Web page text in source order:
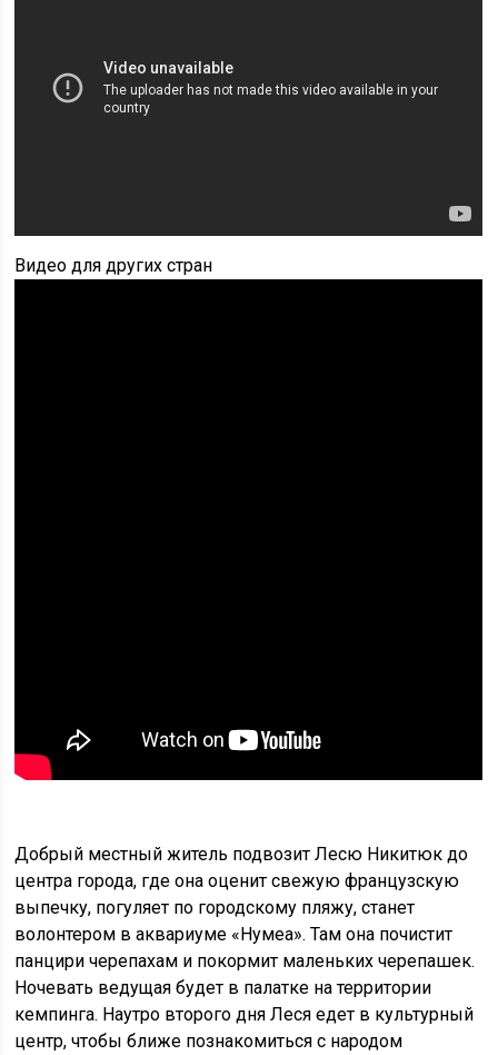
Видео для других стран
Добрый местный житель подвозит Лесю Никитюк до
центра города, где она оценит свежую французскую
выпечку, погуляет по городскому пляжу, станет
волонтером в аквариуме «Нумеа». Там она почистит
панцири черепахам и покормит маленьких черепашек.
Ночевать ведущая будет в палатке на территории
кемпинга. Наутро второго дня Леся едет в культурный
центр, чтобы ближе познакомиться с народом